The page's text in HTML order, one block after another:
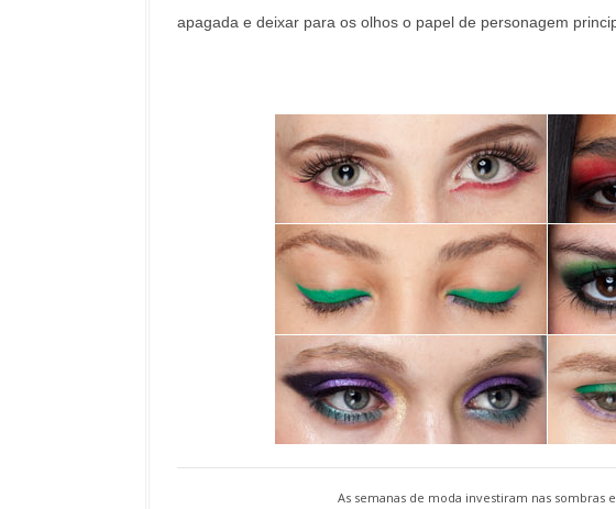
apagada e deixar para os olhos o papel de personagem
As semanas de moda investiram nas sombras